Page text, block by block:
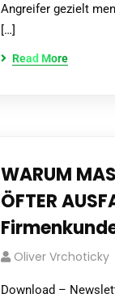
Angreifer gezielt
[…]
Read More
WARUM
ÖFTER
Oliver Vrchoticky
Download –